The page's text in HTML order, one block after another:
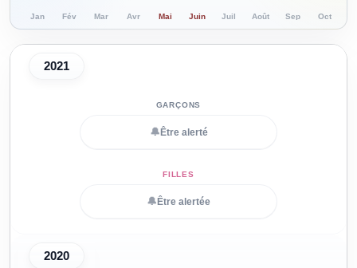
Jan Fév Mar Avr Mai Juin Juil Août Sep Oct
2021
🔔 Être alerté
🔔 Être alertée
2020